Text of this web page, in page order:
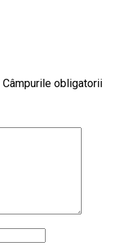
Câmpurile obligatorii